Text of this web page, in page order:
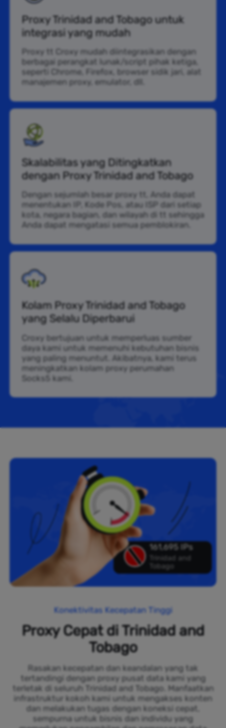
Proxy Trinidad and Tobago untuk
integrasi yang mudah
Proxy tt Croxy mudah diintegrasikan dengan
berbagai perangkat lunak/script pihak ketiga,
seperti Chrome, Firefox, browser sidik jari, alat
manajemen proxy, emulator, dll.
Skalabilitas yang Ditingkatkan
dengan Proxy Trinidad and Tobago
Dengan sejumlah besar proxy tt, Anda dapat
menentukan IP, Kode Pos, atau ISP dari setiap
kota, negara bagian, dan wilayah di tt sehingga
Anda dapat mengatasi semua pemblokiran.
Kolam Proxy Trinidad and Tobago
yang Selalu Diperbarui
Croxy bertujuan untuk memperluas sumber
daya kami untuk memenuhi kebutuhan bisnis
yang paling menuntut. Akibatnya, kami terus
meningkatkan kolam proxy perumahan
Socks5 kami.
161,695 IPs
Trinidad and
Tobago
Konektivitas Kecepatan Tinggi
Proxy Cepat di Trinidad and
Tobago
Rasakan kecepatan dan keandalan yang tak
tertandingi dengan proxy pusat data kami yang
terletak di seluruh Trinidad and Tobago. Manfaatkan
infrastruktur kokoh kami untuk mengakses konten
dan melakukan tugas dengan koneksi cepat,
sempurna untuk bisnis dan individu yang